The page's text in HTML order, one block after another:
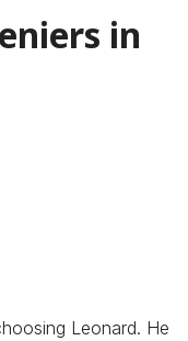
in
Leonard. He